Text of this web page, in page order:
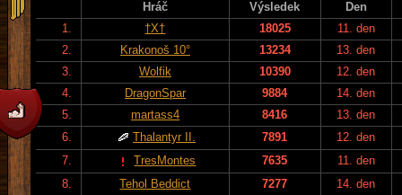
Hráč Výsledek
Den
1.
†X† 18025
11. den
2.
Krakonoš 10° 13234
13. den
3.
Wolfik 10390
12. den
4.
DragonSpar 9884
14. den
5.
martass4 8416
13. den
6.
Thalantyr II. 7891
12. den
7.
TresMontes 7635
11. den
8.
Tehol Beddict 7277
14. den